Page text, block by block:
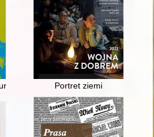
monument of defensive
Portret ziemi